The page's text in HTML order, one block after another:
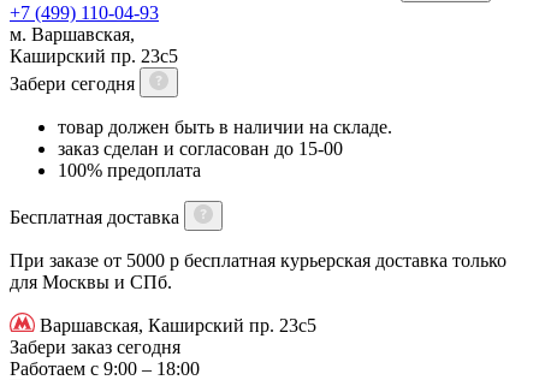
+7 (499) 110-04-93
м. Варшавская,
Каширский пр. 23с5
Забери сегодня
товар должен быть в наличии на складе.
заказ сделан и согласован до 15-00
100% предоплата
Бесплатная доставка
При заказе от 5000 р бесплатная курьерская доставка только
для Москвы и СПб.
Варшавская, Каширский пр. 23с5
Забери заказ сегодня
Работаем с 9:00 – 18:00